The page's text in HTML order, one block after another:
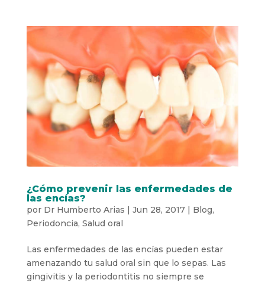
¿Cómo prevenir las enfermedades de
las encías?
por Dr Humberto Arias Jun 28, 2017| Blog,
Periodoncia, Salud oral
Las enfermedades de las encías pueden estar
amenazando tu salud oral sin que lo sepas. Las
gingivitis y la periodontitis no siempre se